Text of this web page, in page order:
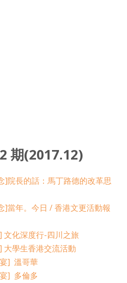
期(2017.12)
]院長的話：馬丁路德的改革思
]當年。今日 / 香港文更活動報
文化深度行-四川之旅
大學生香港交流活動
] 溫哥華
] 多倫多